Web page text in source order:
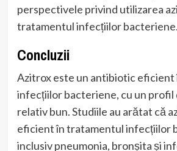
perspectivele privind utilizarea
tratamentul infecțiilor bacteriene.
Concluzii
Azitrox este un antibiotic
infecțiilor bacteriene, cu un profil
relativ bun. Studiile au arătat că
eficient în tratamentul infecțiilor
inclusiv pneumonia, bronșita și